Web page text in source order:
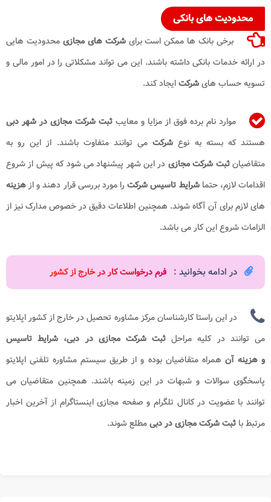
محدودیت های بانکی
برخی بانک ها ممکن است برای شرکت های مجازی محدودیت هایی
در ارائه خدمات بانکی داشته باشند. این می تواند مشکلاتی را در امور مالی و
تسویه حساب هایشرکتایجاد کند.
موارد نام برده فوق از مزایا و معایب ثبت شرکت مجازی در شهر دبی
هستند که بسته به نوع شرکت می توانند متفاوت باشند. از این رو به
متقاضیانثبت شرکت مجازی در این شهر پیشنهاد می شود که پیش از شروع
اقدامات لازم، حتماشرایط تاسیسشرکت را مورد بررسی قرار دهند و ازهزینه
های لازم برای آن آگاه شوند. همچنین اطلاعات دقیق در خصوص مدارک نیز از
الزامات شروع این کار می باشد.
در ادامه بخوانید : فرم درخواست کار در خارج از کشور​
در این راستا کارشناسان مرکز مشاوره تحصیل در خارج از کشور اپلایتو
می توانند در کلیه مراحل ثبت شرکت مجازی در دبی، شرایط تاسیس
و هزینه آن همراه متقاضیان بوده و از طریق سیستم مشاوره تلفنی اپلایتو
پاسخگوی سوالات و شبهات در این زمینه باشند. همچنین متقاضیان می
توانند با عضویت در کانال تلگرام و صفحه مجازی اینستاگرام از آخرین اخبار
مرتبط با ثبت شرکت مجازی در دبیمطلع شوند.